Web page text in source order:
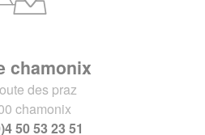
chamonix
des praz
chamonix
50 53 23 51